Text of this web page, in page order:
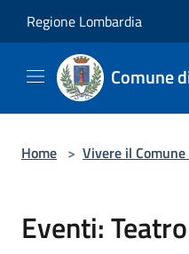
Regione Lombardia
Comune
Home > Vivere il Comune
Eventi: Teatro